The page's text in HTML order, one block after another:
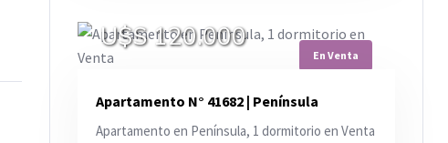
En Venta
U$S 120.000
Apartamento N° 41682 | Península
Apartamento en Península, 1 dormitorio en Venta